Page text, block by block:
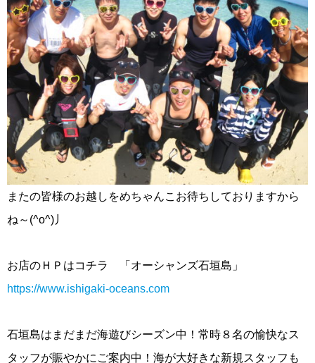
またの皆様のお越しをめちゃんこお待ちしておりますから
ね～(^o^)丿
お店のＨＰはコチラ 「オーシャンズ石垣島」
https://www.ishigaki-oceans.com
石垣島はまだまだ海遊びシーズン中！常時８名の愉快なス
タッフが賑やかにご案内中！海が大好きな新規スタッフも